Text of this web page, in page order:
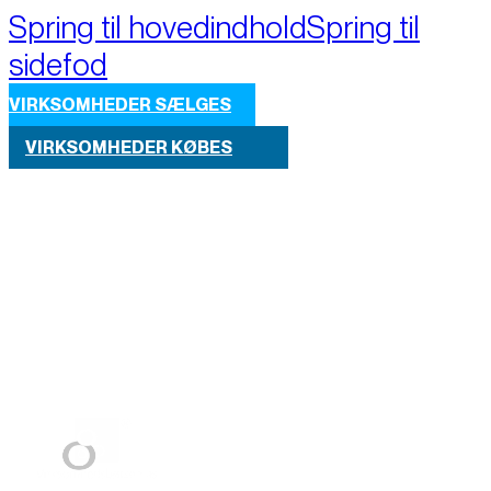
Spring til hovedindholdSpring til
sidefod
VIRKSOMHEDER SÆLGES
VIRKSOMHEDER KØBES